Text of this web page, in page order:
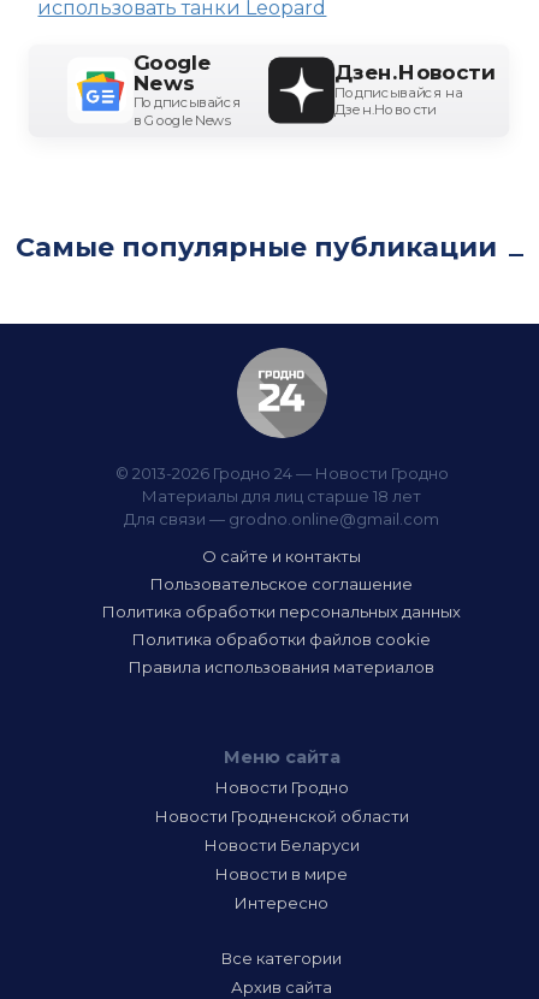
использовать танки Leopard
Google
News
Подписывайся
в Google News
Дзен.Новости
Подписывайся на
Дзен.Новости
Самые популярные публикации
© 2013-2026 Гродно 24 — Новости Гродно
Материалы для лиц старше 18 лет
Для связи — grodno.online@gmail.com
О сайте и контакты
Пользовательское соглашение
Политика обработки персональных данных
Политика обработки файлов cookie
Правила использования материалов
Меню сайта
Новости Гродно
Новости Гродненской области
Новости Беларуси
Новости в мире
Интересно
Все категории
Архив сайта